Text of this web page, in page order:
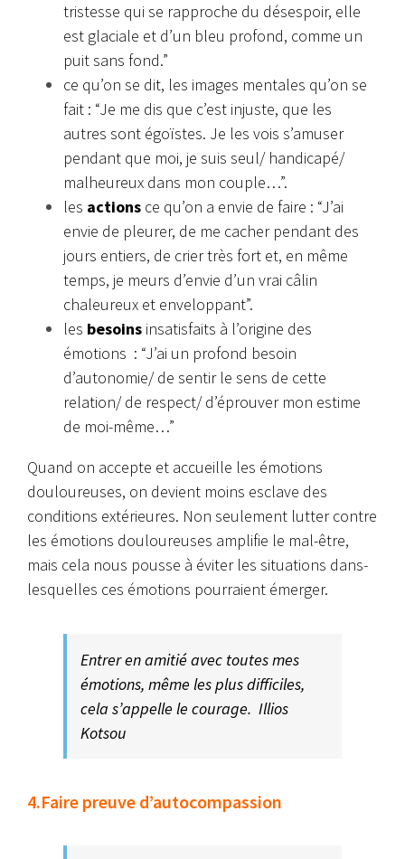
tristesse qui se rapproche du désespoir, elle
est glaciale et d’un bleu profond, comme un
puit sans fond.”
ce qu’on se dit, les images mentales qu’on se
fait : “Je me dis que c’est injuste, que les
autres sont égoïstes. Je les vois s’amuser
pendant que moi, je suis seul/ handicapé/
malheureux dans mon couple…”.
les actions ce qu’on a envie de faire : “J’ai
envie de pleurer, de me cacher pendant des
jours entiers, de crier très fort et, en même
temps, je meurs d’envie d’un vrai câlin
chaleureux et enveloppant”.
les besoins insatisfaits à l’origine des
émotions : “J’ai un profond besoin
d’autonomie/ de sentir le sens de cette
relation/ de respect/ d’éprouver mon estime
de moi-même…”
Quand on accepte et accueille les émotions
douloureuses, on devient moins esclave des
conditions extérieures. Non seulement lutter contre
les émotions douloureuses amplifie le mal-être,
mais cela nous pousse à éviter les situations dans-
lesquelles ces émotions pourraient émerger.
Entrer en amitié avec toutes mes
émotions, même les plus difficiles,
cela s’appelle le courage. Illios
Kotsou
4.Faire preuve d’autocompassion